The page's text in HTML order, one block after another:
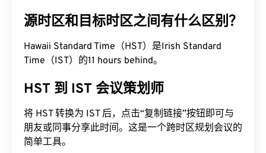
源时区和目标时区之间有什么区别？
Hawaii Standard Time（HST）是Irish Standard
Time（IST）的11 hours behind。
HST 到 IST 会议策划师
将 HST 转换为 IST 后，点击“复制链接”按钮即可与
朋友或同事分享此时间。这是一个跨时区规划会议的
简单工具。